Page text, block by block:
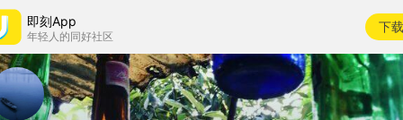
即刻App
年轻人的同好社区
下载